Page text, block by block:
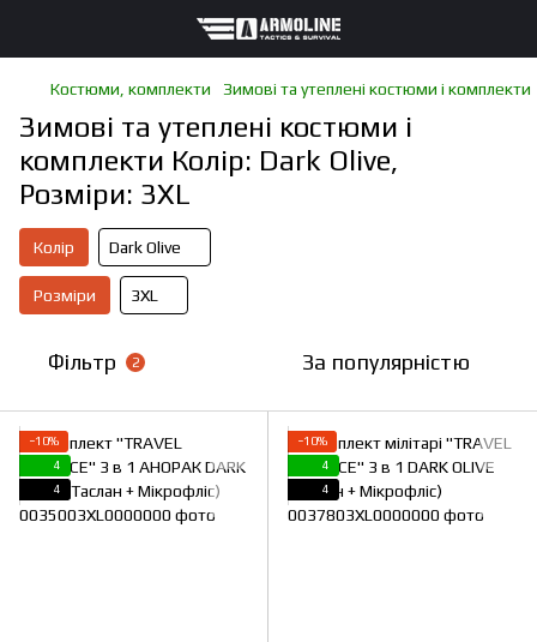
Костюми, комплекти Зимові та утеплені костюми і комплекти
Зимові та утеплені костюми і
комплекти Колір: Dark Olive,
Розміри: 3XL
Колір Dark Olive
Розміри 3XL
Фільтр 2 За популярністю
−10%
4
4
−10%
4
4